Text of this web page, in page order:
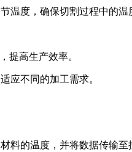
温度，确保切割过程中的温
提高生产效率。
应不同的加工需求。
的温度，并将数据传输